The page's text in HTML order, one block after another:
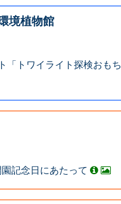
境植物館
「トワイライト探検おもち
記念日にあたって